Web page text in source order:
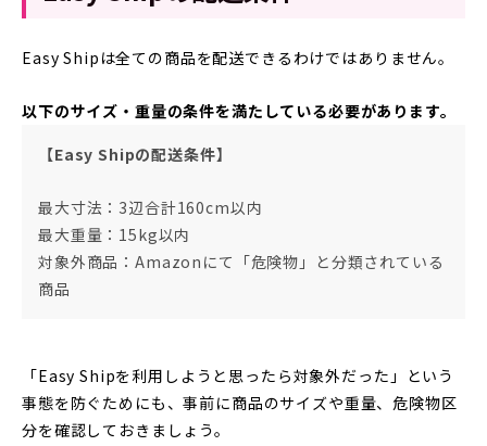
Easy Shipは全ての商品を配送できるわけではありません。
以下のサイズ・重量の条件を満たしている必要があります。
【Easy Shipの配送条件】
最大寸法：3辺合計160cm以内
最大重量：15kg以内
対象外商品：Amazonにて「危険物」と分類されている
商品
「Easy Shipを利用しようと思ったら対象外だった」という
事態を防ぐためにも、事前に商品のサイズや重量、危険物区
分を確認しておきましょう。